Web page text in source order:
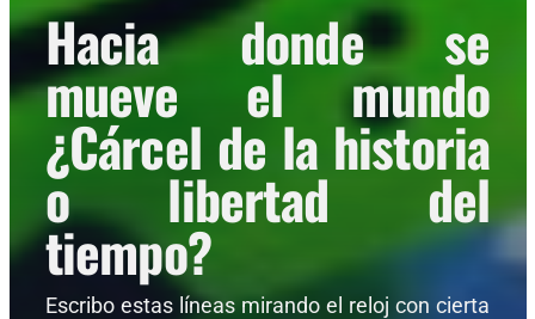
Hacia donde se
mueve el mundo
¿Cárcel de la historia
o libertad del
tiempo?
Escribo estas líneas mirando el reloj con cierta